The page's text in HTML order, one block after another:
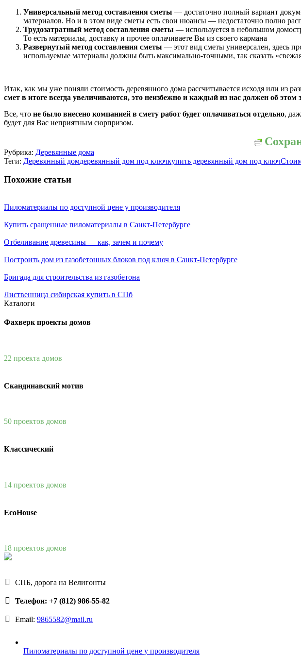
Универсальный метод составления сметы — достаточно полный вариант
материалов. Но и в этом виде сметы есть свои нюансы — недостаточно полно
Трудозатратный метод составления сметы — используется в небольшом
То есть материалы, доставку и прочее оплачиваете Вы из своего кармана
Развернутый метод составления сметы — этот вид сметы универсален, здесь
используемые материалы должны быть максимально-точными, так сказать
Итак, как мы уже поняли стоимость деревянного дома рассчитывается исходя или из
смет в итоге всегда увеличиваются, это неизбежно и каждый из нас должен об этом
Все, что не было внесено компанией в смету работ будет оплачиваться отдельно,
будет для Вас неприятным сюрпризом.
Рубрика: Деревянные дома
Теги: Деревянный домдеревянный дом под ключкупить деревянный дом под ключ
Похожие статьи
Пиломатериалы по доступной цене у производителя
Купить сращенные пиломатериалы в Санкт-Петербурге
Отбеливание древесины — как, зачем и почему
Построить дом из газобетонных блоков под ключ в Санкт-Петербурге
Бригада для строительства из газобетона
Лиственница сибирская купить в СПб
Каталоги
Фахверк проекты домов
22 проекта домов
Скандинавский мотив
50 проектов домов
Классический
14 проектов домов
EcoHouse
18 проектов домов
СПБ, дорога на Велигонты
Телефон: +7 (812) 986-55-82
Email: 9865582@mail.ru
Пиломатериалы по доступной цене у производителя